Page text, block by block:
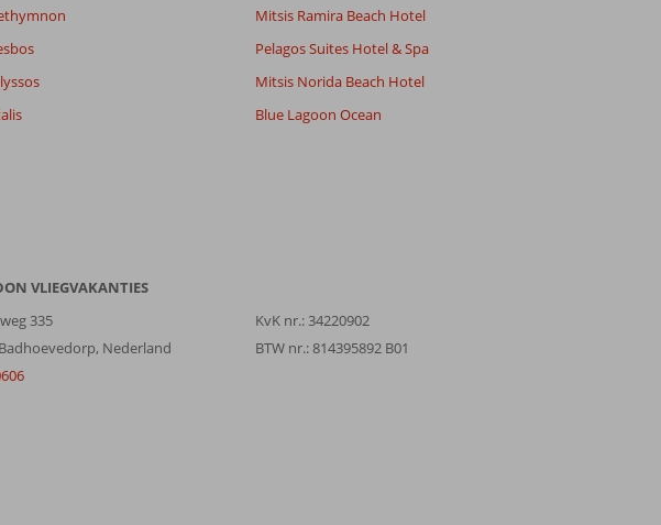
(nieuw > oud)
Mitsis Ramira Beach Hotel
Pelagos Suites Hotel & Spa
Mitsis Norida Beach Hotel
Blue Lagoon Ocean
VLIEGVAKANTIES
335
Nederland
KvK nr.: 34220902
BTW nr.: 814395892 B01